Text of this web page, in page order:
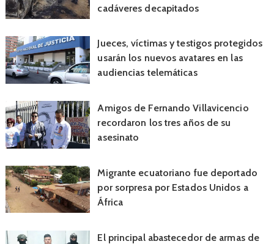
cadáveres decapitados
Jueces, víctimas y testigos protegidos
usarán los nuevos avatares en las
audiencias telemáticas
Amigos de Fernando Villavicencio
recordaron los tres años de su
asesinato
Migrante ecuatoriano fue deportado
por sorpresa por Estados Unidos a
África
El principal abastecedor de armas de